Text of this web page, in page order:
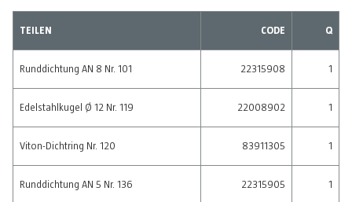
TEILEN CODE Q
Runddichtung AN 8 Nr. 101 22315908 1
Edelstahlkugel Ø 12 Nr. 119 22008902 1
Viton-Dichtring Nr. 120 83911305 1
Runddichtung AN 5 Nr. 136 22315905 1